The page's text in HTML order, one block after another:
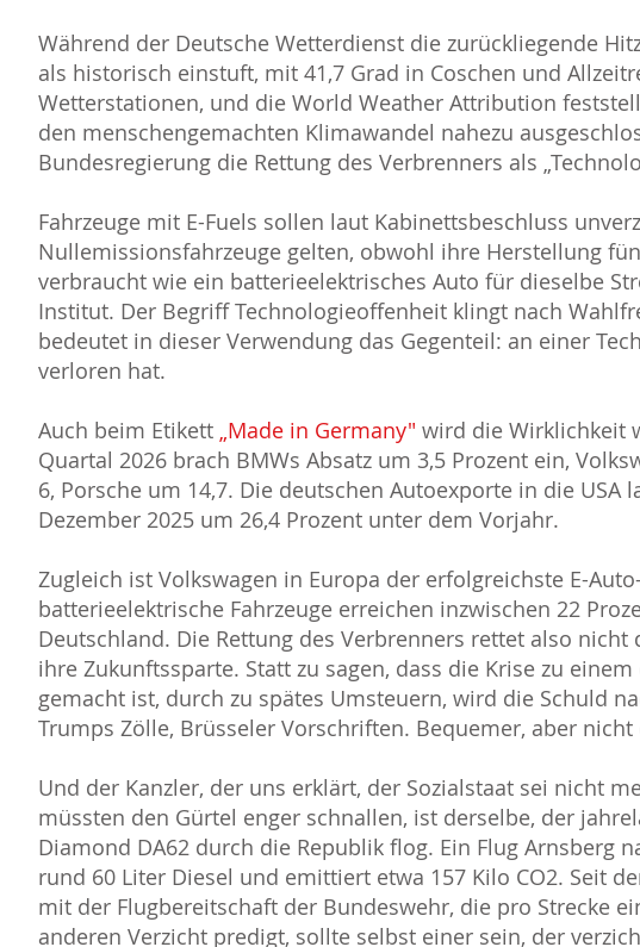
Während der Deutsche Wetterdienst die zurückliegende
als historisch einstuft, mit 41,7 Grad in Coschen und
Wetterstationen, und die World Weather Attribution
den menschengemachten Klimawandel nahezu
Bundesregierung die Rettung des Verbrenners als
Fahrzeuge mit E-Fuels sollen laut Kabinettsbeschluss
Nullemissionsfahrzeuge gelten, obwohl ihre Herstellung
verbraucht wie ein batterieelektrisches Auto für dieselbe
Institut. Der Begriff Technologieoffenheit klingt nach
bedeutet in dieser Verwendung das Gegenteil: an einer
verloren hat.
Auch beim Etikett Made in Germany" wird die Wirklichkeit
Quartal 2026 brach BMWs Absatz um 3,5 Prozent ein,
6, Porsche um 14,7. Die deutschen Autoexporte in die USA
Dezember 2025 um 26,4 Prozent unter dem Vorjahr.
Zugleich ist Volkswagen in Europa der erfolgreichste E-
batterieelektrische Fahrzeuge erreichen inzwischen 22
Deutschland. Die Rettung des Verbrenners rettet also
ihre Zukunftssparte. Statt zu sagen, dass die Krise zu
gemacht ist, durch zu spätes Umsteuern, wird die Schuld
Trumps Zölle, Brüsseler Vorschriften. Bequemer, aber
Und der Kanzler, der uns erklärt, der Sozialstaat sei nicht
müssten den Gürtel enger schnallen, ist derselbe, der
Diamond DA62 durch die Republik flog. Ein Flug Arnsberg
rund 60 Liter Diesel und emittiert etwa 157 Kilo CO2. Seit
mit der Flugbereitschaft der Bundeswehr, die pro Strecke
anderen Verzicht predigt, sollte selbst einer sein, der